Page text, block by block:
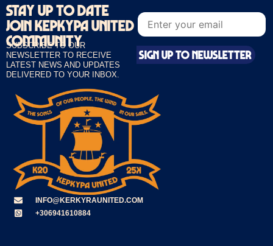
STAY UP TO DATE
JOIN KEPKYPA UNITED
COMMUNITY
SUBSCRIBE TO OUR
NEWSLETTER TO RECEIVE
LATEST NEWS AND UPDATES
DELIVERED TO YOUR INBOX.
m
a
i
l
E
m
E
m
a
E
a
i
l
*
SIGN UP TO NEWSLETTER
INFO@KERKYRAUNITED.COM
+306941610884